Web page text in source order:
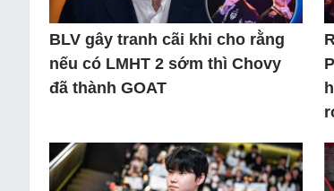
BLV gây tranh cãi khi cho rằng
nếu có LMHT 2 sớm thì Chovy
đã thành GOAT